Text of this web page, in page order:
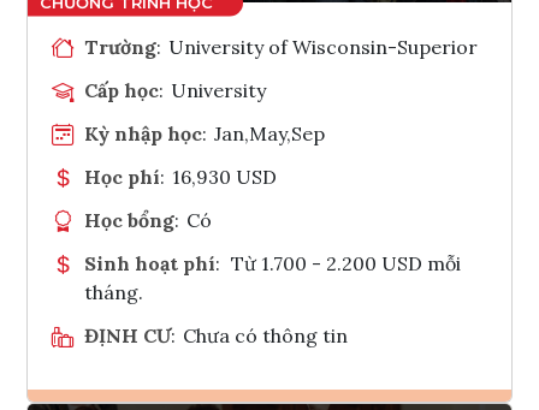
Trường: University of Wisconsin-Superior
Cấp học: University
Kỳ nhập học: Jan,May,Sep
Học phí: 16,930 USD
Học bổng: Có
Sinh hoạt phí: Từ 1.700 - 2.200 USD mỗi
tháng.
ĐỊNH CƯ: Chưa có thông tin